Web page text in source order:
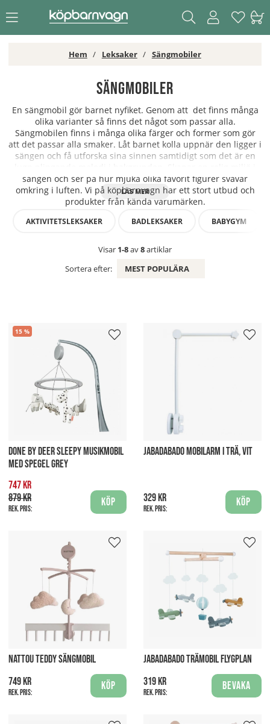
Hem Leksaker Sängmobiler
Sängmobiler
En sängmobil gör barnet nyfiket. Genom att det finns många
olika varianter så finns det något som passar alla.
Sängmobilen finns i många olika färger och former som gör
att det passar alla smaker. Låt barnet kolla uppnär den ligger i
sängen och få utforska sina sinnen samtidigt som det är en
sängen och ser på hur mjuka olika favorit figurer svävar
omkring i luften. Vi på köpbarnvagn har ett stort utbud och
produkter från kända varumärken.
AKTIVITETSLEKSAKER BADLEKSAKER BABYGYM
Visar 1-8av8artiklar
Sortera efter:
MEST POPULÄRA
15
DONE BY DEER SLEEPY MUSIKMOBIL
MED SPEGEL GREY
747 kr
879 kr
Rek. pris:
Köp
JABADABADO MOBILARM I TRÄ, VIT
329 kr
Rek. pris:
Köp
NATTOU TEDDY SÄNGMOBIL
749 kr
Rek. pris:
Köp
JABADABADO TRÄMOBIL FLYGPLAN
319 kr
Rek. pris:
Bevaka